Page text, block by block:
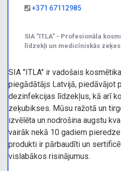
+371 67112985
SIA "ITLA" - Profesionāla
līdzekļi un medicīniskās zeķes
SIA "ITLA" ir vadošais
piegādātājs Latvijā, piedāvājot
dezinfekcijas līdzekļus, kā arī
zeķubikses. Mūsu ražotā un
izvēlēta un nodrošina augstu
vairāk nekā 10 gadiem
produkti ir pārbaudīti un
vislabākos risinājumus.